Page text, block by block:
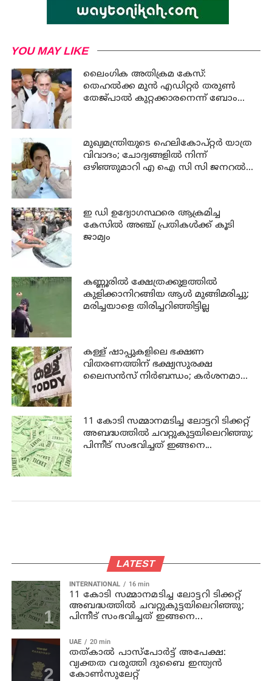
YOU MAY LIKE
ലൈംഗിക അതിക്രമ കേസ്:
തെഹൽക്ക മുൻ എഡിറ്റർ തരുൺ
തേജ്പാൽ കുറ്റക്കാരനെന്ന് ബോംബെ
മുഖ്യമന്ത്രിയുടെ ഹെലികോപ്റ്റർ യാത്ര
വിവാദം; ചോദ്യങ്ങളിൽ നിന്ന്
ഒഴിഞ്ഞുമാറി എ ഐ സി സി ജനറൽ
ഇ ഡി ഉദ്യോഗസ്ഥരെ ആക്രമിച്ച
കേസില്‍ അഞ്ച് പ്രതികള്‍ക്ക് കൂടി
ജാമ്യം
കണ്ണൂരില്‍ ക്ഷേത്രക്കുളത്തില്‍
കുളിക്കാനിറങ്ങിയ ആള്‍ മുങ്ങിമരിച്ചു;
മരിച്ചയാളെ തിരിച്ചറിഞ്ഞിട്ടില്ല
കള്ള് ഷാപ്പുകളിലെ ഭക്ഷണ
വിതരണത്തിന് ഭക്ഷ്യസുരക്ഷ
ലൈസന്‍സ് നിര്‍ബന്ധം; കര്‍ശനമാക്കി
11 കോടി സമ്മാനമടിച്ച ലോട്ടറി ടിക്കറ്റ്
അബദ്ധത്തിൽ ചവറ്റുകുട്ടയിലെറിഞ്ഞു;
പിന്നീട് സംഭവിച്ചത് ഇങ്ങനെ...
LATEST
INTERNATIONAL 16 min
11 കോടി സമ്മാനമടിച്ച ലോട്ടറി ടിക്കറ്റ്
അബദ്ധത്തിൽ ചവറ്റുകുട്ടയിലെറിഞ്ഞു;
പിന്നീട് സംഭവിച്ചത് ഇങ്ങനെ...
UAE 20 min
തത്കാൽ പാസ്പോർട്ട് അപേക്ഷ:
വ്യക്തത വരുത്തി ദുബൈ ഇന്ത്യൻ
കോൺസുലേറ്റ്